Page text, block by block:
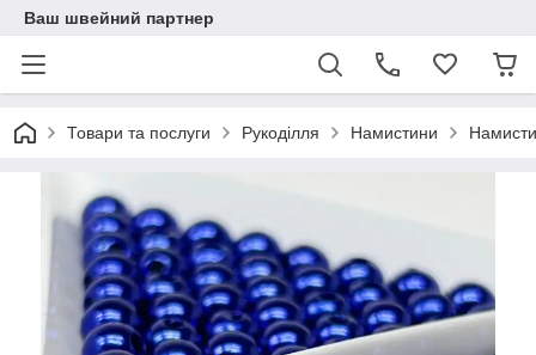
Ваш швейний партнер
Товари та послуги Рукоділля Намистини